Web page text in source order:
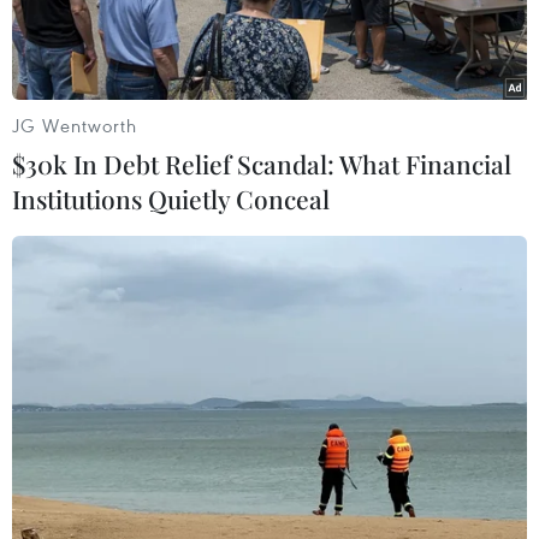
Theo phóng viên TTXVN tại Nam Á, ngày 11/1,
các quan chức cấp cao của bốn nước
Afghanistan, Pakistan, Mỹ và Trung Quốc đã
tiến hành tham vấn tại thủ đô Islamabad của
JG Wentworth
$30k In Debt Relief Scandal: What Financial
Institutions Quietly Conceal